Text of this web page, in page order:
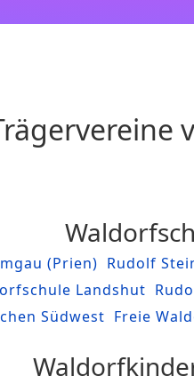
(Prien) Rudolf
Landshut
Südwest Freie